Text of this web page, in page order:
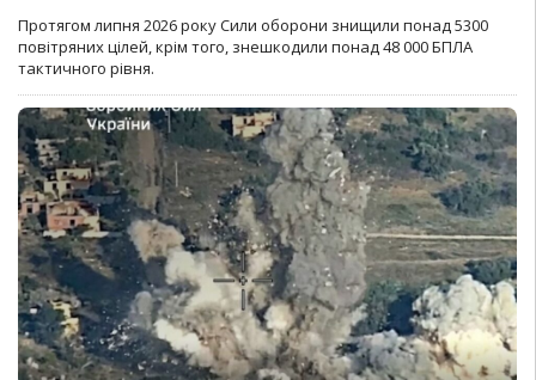
Протягом липня 2026 року Cили оборони знищили понад 5300
повітряних цілей, крім того, знешкодили понад 48 000 БПЛА
тактичного рівня.